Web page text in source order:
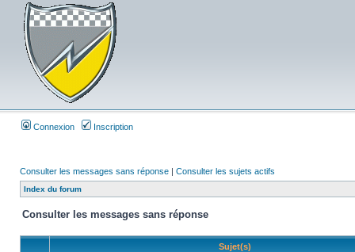
Connexion Inscription
Consulter les messages sans réponse | Consulter les sujets actifs
Index du forum
Consulter les messages sans réponse
Sujet(s)